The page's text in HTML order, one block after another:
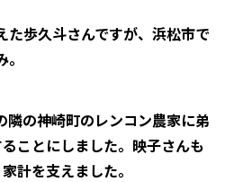
た歩久斗さんですが、浜松市で
隣の神崎町のレンコン農家に弟
ことにしました。映子さんも
計を支えました。